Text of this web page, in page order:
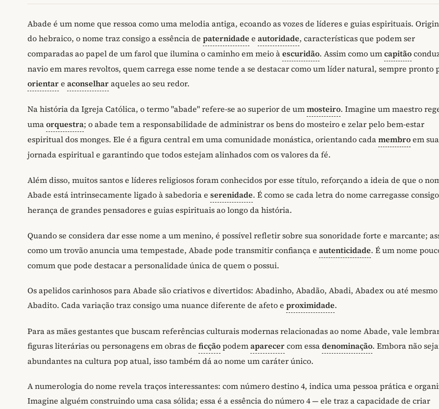
Abade é um nome que ressoa como uma melodia antiga, ecoando as vozes de líderes e guias espirituais.
do hebraico, o nome traz consigo a essência de paternidade e autoridade, características que podem ser
comparadas ao papel de um farol que ilumina o caminho em meio àescuridão. Assim como umcapitão
navio em mares revoltos, quem carrega esse nome tende a se destacar como um líder natural, sempre pronto
orientare aconselharaqueles ao seu redor.
Na história da Igreja Católica, o termo "abade" refere-se ao superior de ummosteiro. Imagine um maestro
umaorquestra; o abade tem a responsabilidade de administrar os bens do mosteiro e zelar pelo bem-estar
espiritual dos monges. Ele é a figura central em uma comunidade monástica, orientando cadamembroem sua
jornada espiritual e garantindo que todos estejam alinhados com os valores da fé.
Além disso, muitos santos e líderes religiosos foram conhecidos por esse título, reforçando a ideia de que o
Abade está intrinsecamente ligado à sabedoria e serenidade. É como se cada letra do nome carregasse
herança de grandes pensadores e guias espirituais ao longo da história.
Quando se considera dar esse nome a um menino, é possível refletir sobre sua sonoridade forte e marcante;
como um trovão anuncia uma tempestade, Abade pode transmitir confiança e autenticidade. É um nome
comum que pode destacar a personalidade única de quem o possui.
Os apelidos carinhosos para Abade são criativos e divertidos: Abadinho, Abadão, Abadi, Abadex ou até mesmo
Abadito. Cada variação traz consigo uma nuance diferente de afeto e proximidade.
Para as mães gestantes que buscam referências culturais modernas relacionadas ao nome Abade, vale
figuras literárias ou personagens em obras de ficçãopodemaparecercom essadenominação. Embora não
abundantes na cultura pop atual, isso também dá ao nome um caráter único.
A numerologia do nome revela traços interessantes: com número destino 4, indica uma pessoa prática e
Imagine alguém construindo uma casa sólida; essa é a essência do número 4 — ele traz a capacidade de criar